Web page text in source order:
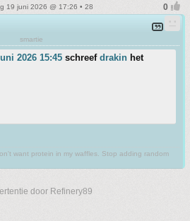
19 juni 2026 @ 17:26 • 28
smartie
2026 15:45 schreef drakin het
want protein in my waffles. Stop adding random
door Refinery89